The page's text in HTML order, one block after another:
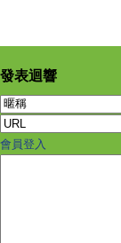
發表迴響
會員登入